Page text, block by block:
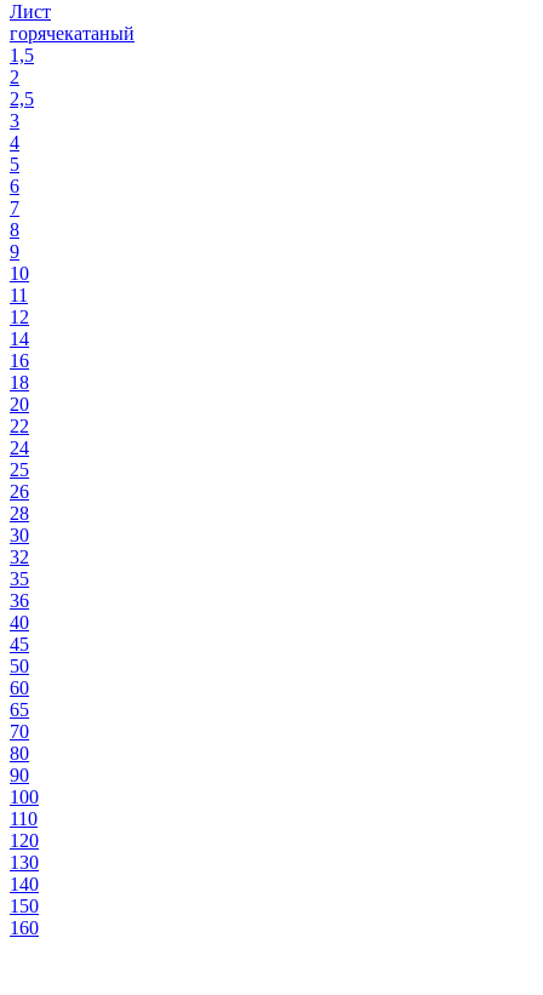
Лист
горячекатаный
1,5
2
2,5
3
4
5
6
7
8
9
10
11
12
14
16
18
20
22
24
25
26
28
30
32
35
36
40
45
50
60
65
70
80
90
100
110
120
130
140
150
160